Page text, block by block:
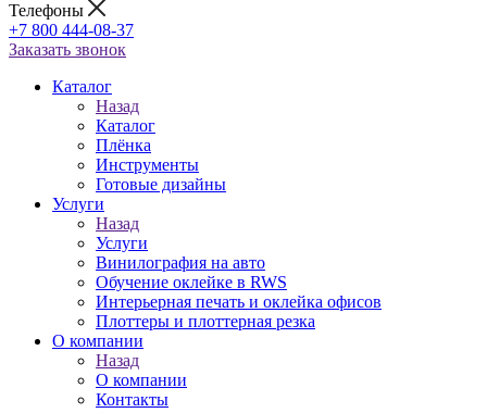
Телефоны
+7 800 444-08-37
Заказать звонок
Каталог
Назад
Каталог
Плёнка
Инструменты
Готовые дизайны
Услуги
Назад
Услуги
Винилография на авто
Обучение оклейке в RWS
Интерьерная печать и оклейка офисов
Плоттеры и плоттерная резка
О компании
Назад
О компании
Контакты